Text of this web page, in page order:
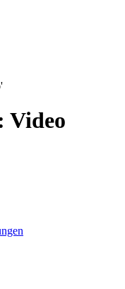
Video